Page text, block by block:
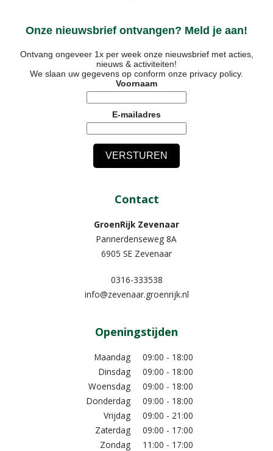
Onze nieuwsbrief ontvangen? Meld je aan!
Ontvang ongeveer 1x per week onze nieuwsbrief met acties,
nieuws & activiteiten!
We slaan uw gegevens op conform onze privacy policy.
Voornaam
E-mailadres
Contact
GroenRijk Zevenaar​
Pannerdenseweg 8A
6905 SE Zevenaar
0316-333538
info@zevenaar.groenrijk.nl
Openingstijden
Maandag
09:00 - 18:00
Dinsdag
09:00 - 18:00
Woensdag
09:00 - 18:00
Donderdag
09:00 - 18:00
Vrijdag
09:00 - 21:00
Zaterdag
09:00 - 17:00
Zondag
11:00 - 17:00